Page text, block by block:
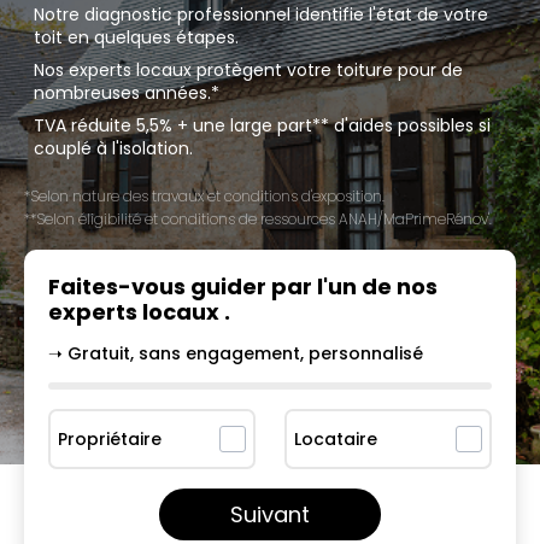
Notre diagnostic professionnel identifie l'état de votre
toit en quelques étapes.
Nos experts locaux protègent votre toiture pour de
nombreuses années.*
TVA réduite 5,5% + une large part** d'aides possibles si
couplé à l'isolation.
*Selon nature des travaux et conditions d'exposition.
**Selon éligibilité et conditions de ressources ANAH/MaPrimeRénov'.
Faites-vous guider par l'un de nos
experts locaux .
➝ Gratuit, sans engagement, personnalisé
Propriétaire Locataire
Suivant